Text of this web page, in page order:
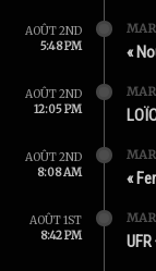
AOÛT 2ND
5:48 PM
«
AOÛT 2ND
12:05 PM
AOÛT 2ND
8:08 AM
«
AOÛT 1ST
8:42 PM
UFR